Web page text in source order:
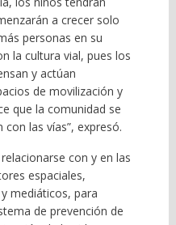
a crecer solo
personas en su
la cultura vial, pues los
y actúan
de movilización y
que la comunidad se
las vías”, expresó.
con y en las
espaciales,
mediáticos, para
de prevención de